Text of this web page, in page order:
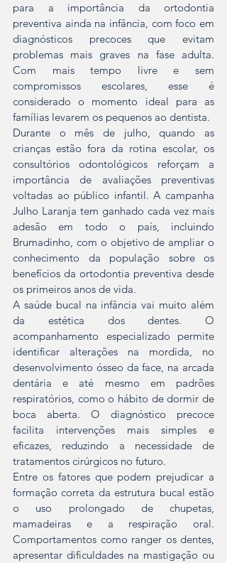
para a importância da ortodontia
preventiva ainda na infância, com foco em
diagnósticos precoces que evitam
problemas mais graves na fase adulta.
Com mais tempo livre e sem
compromissos escolares, esse é
considerado o momento ideal para as
famílias levarem os pequenos ao dentista.
Durante o mês de julho, quando as
crianças estão fora da rotina escolar, os
consultórios odontológicos reforçam a
importância de avaliações preventivas
voltadas ao público infantil. A campanha
Julho Laranja tem ganhado cada vez mais
adesão em todo o país, incluindo
Brumadinho, com o objetivo de ampliar o
conhecimento da população sobre os
benefícios da ortodontia preventiva desde
os primeiros anos de vida.
A saúde bucal na infância vai muito além
da estética dos dentes. O
acompanhamento especializado permite
identificar alterações na mordida, no
desenvolvimento ósseo da face, na arcada
dentária e até mesmo em padrões
respiratórios, como o hábito de dormir de
boca aberta. O diagnóstico precoce
facilita intervenções mais simples e
eficazes, reduzindo a necessidade de
tratamentos cirúrgicos no futuro.
Entre os fatores que podem prejudicar a
formação correta da estrutura bucal estão
o uso prolongado de chupetas,
mamadeiras e a respiração oral.
Comportamentos como ranger os dentes,
apresentar dificuldades na mastigação ou